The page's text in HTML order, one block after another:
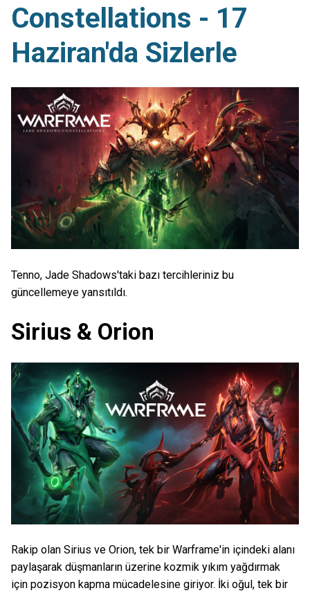
Constellations - 17
Haziran'da Sizlerle
Tenno, Jade Shadows'taki bazı tercihleriniz bu
güncellemeye yansıtıldı.
Sirius & Orion
Rakip olan Sirius ve Orion, tek bir Warframe'in içindeki alanı
paylaşarak düşmanların üzerine kozmik yıkım yağdırmak
için pozisyon kapma mücadelesine giriyor. İki oğul, tek bir